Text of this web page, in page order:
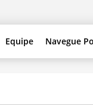
Equipe Navegue